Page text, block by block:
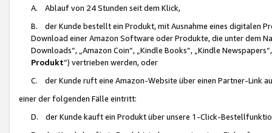
A. Ablauf von 24 Stunden seit dem Klick,
B. der Kunde bestellt ein Produkt, mit Ausnahme eines digitalen
Download einer Amazon Software oder Produkte, die unter dem
Downloads“, „Amazon Coin“, „Kindle Books“, „Kindle
Produkt“) vertrieben werden, oder
C. der Kunde ruft eine Amazon-Website über einen Partner-Link
einer der folgenden Fälle eintritt:
D. der Kunde kauft ein Produkt über unsere 1-Click-